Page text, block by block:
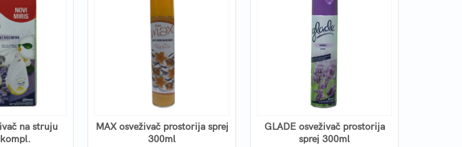
na struju
MAX osveživač prostorija sprej
300ml
GLADE osveživač prostorija
sprej 300ml